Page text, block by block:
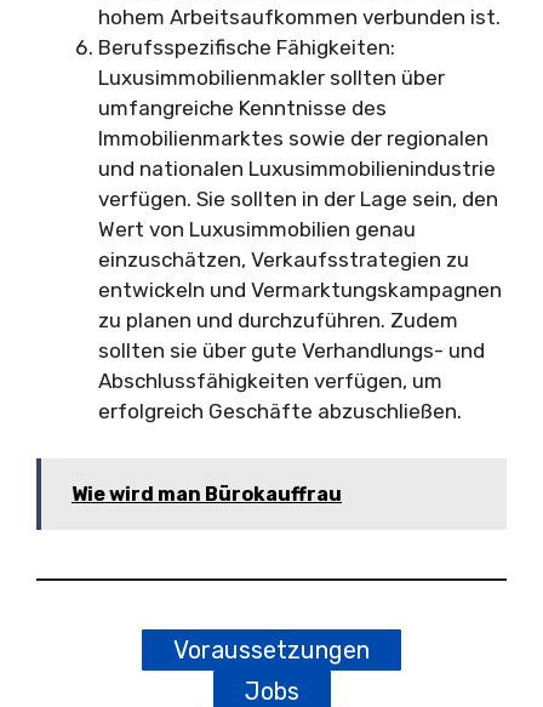
hohem Arbeitsaufkommen verbunden ist.
Berufsspezifische Fähigkeiten:
Luxusimmobilienmakler sollten über
umfangreiche Kenntnisse des
Immobilienmarktes sowie der regionalen
und nationalen Luxusimmobilienindustrie
verfügen. Sie sollten in der Lage sein, den
Wert von Luxusimmobilien genau
einzuschätzen, Verkaufsstrategien zu
entwickeln und Vermarktungskampagnen
zu planen und durchzuführen. Zudem
sollten sie über gute Verhandlungs- und
Abschlussfähigkeiten verfügen, um
erfolgreich Geschäfte abzuschließen.
Wie wird man Bürokauffrau
Voraussetzungen
Jobs